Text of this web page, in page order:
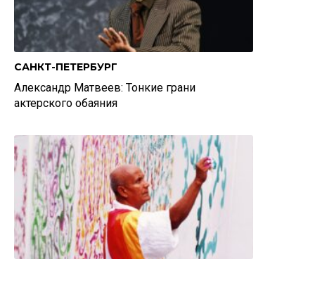
САНКТ-ПЕТЕРБУРГ
Александр Матвеев: Тонкие грани
актерского обаяния